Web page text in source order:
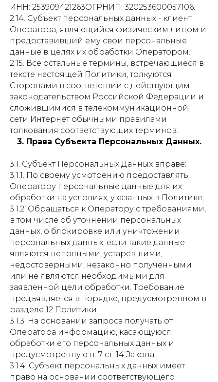
ИНН: ‌253909421263ОГРНИП: 320253600057106.
2.14. Субъект персональных данных - клиент
Оператора, являющийся физическим лицом и
предоставивший ему свои персональные
данные в целях их обработки Оператором.
2.15. Все остальные термины, встречающиеся в
тексте настоящей Политики, толкуются
Сторонами в соответствии с действующим
законодательством Российской Федерации и
сложившимися в телекоммуникационной
сети Интернет обычными правилами
толкования соответствующих терминов.
3. Права Субъекта Персональных Данных.
3.1. Субъект Персональных Данных вправе:
3.1.1. По своему усмотрению предоставлять
Оператору персональные данные для их
обработки на условиях, указанных в Политике;
3.1.2. Обращаться к Оператору с требованиями,
в том числе об уточнении персональных
данных, о блокировке или уничтожении
персональных данных, если такие данные
являются неполными, устаревшими,
недостоверными, незаконно полученными
или не являются необходимыми для
заявленной цели обработки. Требование
предъявляется в порядке, предусмотренном в
разделе 12 Политики.
3.1.3. На основании запроса получать от
Оператора информацию, касающуюся
обработки его персональных данных и
предусмотренную п. 7 ст. 14 Закона.
3.1.4. Субъект персональных данных имеет
право на основании соответствующего